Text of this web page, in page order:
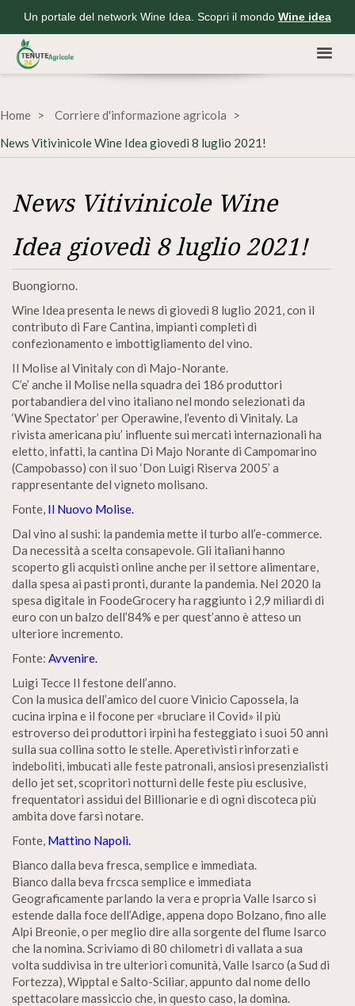
Un portale del network Wine Idea. Scopri il mondo Wine idea
Home
Corriere d'informazione agricola
News Vitivinicole Wine Idea giovedì 8 luglio 2021!
News Vitivinicole Wine
Idea giovedì 8 luglio 2021!
Buongiorno.
Wine Idea presenta le news di giovedì 8 luglio 2021, con il
contributo di Fare Cantina, impianti completi di
confezionamento e imbottigliamento del vino.
Il Molise al Vinitaly con di Majo-Norante.
C’e’ anche il Molise nella squadra dei 186 produttori
portabandiera del vino italiano nel mondo selezionati da
‘Wine Spectator’ per Operawine, l’evento di Vinitaly. La
rivista americana piu’ influente sui mercati internazionali ha
eletto, infatti, la cantina Di Majo Norante di Campomarino
(Campobasso) con il suo ‘Don Luigi Riserva 2005’ a
rappresentante del vigneto molisano.
Fonte, Il Nuovo Molise.
Dal vino al sushi: la pandemia mette il turbo all’e-commerce.
Da necessità a scelta consapevole. Gli italiani hanno
scoperto gli acquisti online anche per il settore alimentare,
dalla spesa ai pasti pronti, durante la pandemia. Nel 2020 la
spesa digitale in FoodeGrocery ha raggiunto i 2,9 miliardi di
euro con un balzo dell’84% e per quest’anno è atteso un
ulteriore incremento.
Fonte: Avvenire.
Luigi Tecce Il festone dell’anno.
Con la musica dell’amico del cuore Vinicio Capossela, la
cucina irpina e il focone per «bruciare il Covid» il più
estroverso dei produttori irpini ha festeggiato i suoi 50 anni
sulla sua collina sotto le stelle. Aperetivisti rinforzati e
indeboliti, imbucati alle feste patronali, ansiosi presenzialisti
dello jet set, scopritori notturni delle feste piu esclusive,
frequentatori assidui del Billionarie e di ogni discoteca più
ambita dove farsi notare.
Fonte, Mattino Napoli.
Bianco dalla beva fresca, semplice e immediata.
Bianco dalla beva frcsca semplice e immediata
Geograficamente parlando la vera e propria Valle Isarco si
estende dalla foce dell’Adige, appena dopo Bolzano, fino alle
Alpi Breonie, o per meglio dire alla sorgente del flume Isarco
che la nomina. Scriviamo di 80 chilometri di vallata a sua
volta suddivisa in tre ulteriori comunità, Valle Isarco (a Sud di
Fortezza), Wipptal e Salto-Sciliar, appunto dal nome dello
spettacolare massiccio che, in questo caso, la domina.